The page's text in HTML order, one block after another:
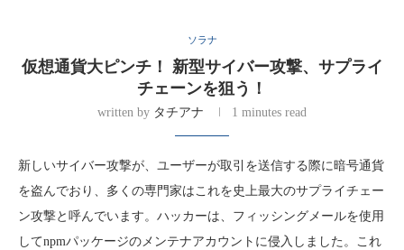
ソラナ
仮想通貨大ピンチ！ 新型サイバー攻撃、サプライ
チェーンを狙う！
written by タチアナ 1 minutes read
新しいサイバー攻撃が、ユーザーが取引を送信する際に暗号通貨
を盗んでおり、多くの専門家はこれを史上最大のサプライチェー
ン攻撃と呼んでいます。ハッカーは、フィッシングメールを使用
してnpmパッケージのメンテナアカウントに侵入しました。これ